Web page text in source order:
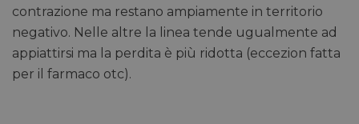
contrazione ma restano ampiamente in territorio
negativo. Nelle altre la linea tende ugualmente ad
appiattirsi ma la perdita è più ridotta (eccezion fatta
per il farmaco otc).